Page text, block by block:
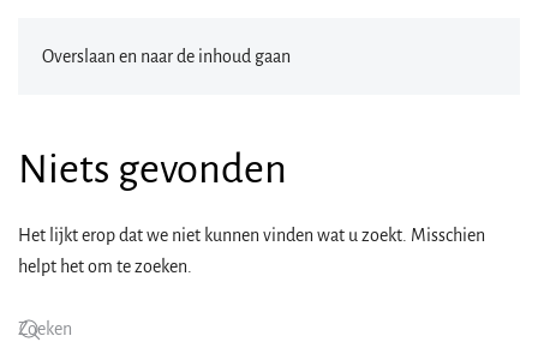
Overslaan en naar de inhoud gaan
Niets gevonden
Het lijkt erop dat we niet kunnen vinden wat u zoekt. Misschien
helpt het om te zoeken.